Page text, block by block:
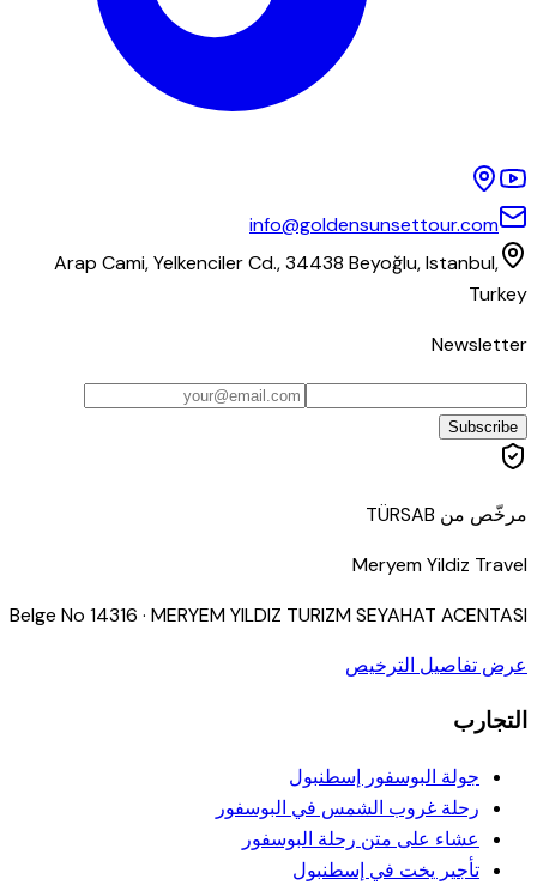
info@goldensunsettour.com
Arap Cami, Yelkenciler Cd., 34438 Beyoğlu, Istanbul,
Turkey
Newsletter
Subscribe
مرخّص من TÜRSAB
Meryem Yildiz Travel
Belge No 14316 · MERYEM YILDIZ TURIZM SEYAHAT ACENTASI
عرض تفاصيل الترخيص
التجارب
جولة البوسفور إسطنبول
رحلة غروب الشمس في البوسفور
عشاء على متن رحلة البوسفور
تأجير يخت في إسطنبول